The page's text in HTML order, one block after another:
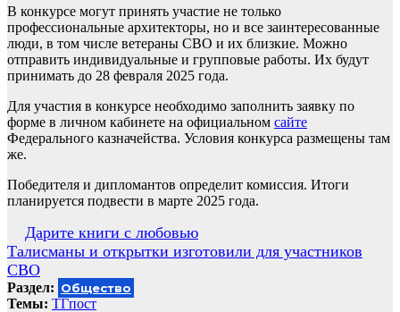
В конкурсе могут принять участие не только
профессиональные архитекторы, но и все заинтересованные
люди, в том числе ветераны СВО и их близкие. Можно
отправить индивидуальные и групповые работы. Их будут
принимать до 28 февраля 2025 года.
Для участия в конкурсе необходимо заполнить заявку по
форме в личном кабинете на официальном сайте
Федерального казначейства. Условия конкурса размещены там
же.
Победителя и дипломантов определит комиссия. Итоги
планируется подвести в марте 2025 года.
Навигация
по
записям
Дарите книги с любовью
Талисманы и открытки изготовили для участников
СВО
Раздел: Общество
Темы: ТГпост